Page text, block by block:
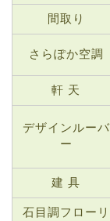
間取り
さらぽか空調
軒 天
デザインルーバ
ー
建 具
石目調フローリ